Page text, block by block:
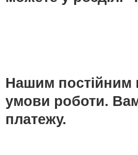
Нашим постійним
умови роботи.
платежу.